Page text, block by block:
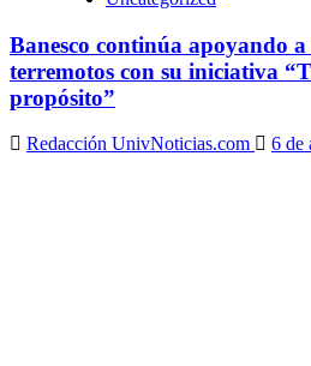
Banesco continúa apoyando
terremotos con su iniciativa
propósito”
Redacción UnivNoticias.com 6 de